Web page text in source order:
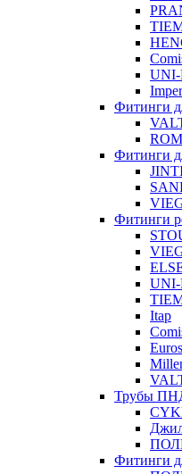
Фитинги
Фитинги
Фитинги
Itap
Euros
Трубы
Фитинги